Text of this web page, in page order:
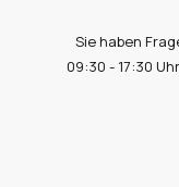
Sie haben
09:30 - 17:30